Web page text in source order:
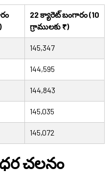
22 క్యారెట్ బంగారం (10
గ్రాములకు ₹)
145,347
144,595
144,843
145,035
145,072
చలనం